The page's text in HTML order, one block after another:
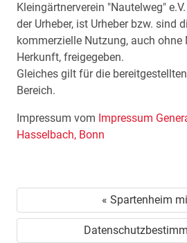
Kleingärtnerverein "Nautelweg"
der Urheber, ist Urheber bzw. sind
kommerzielle Nutzung, auch ohne
Herkunft, freigegeben.
Gleiches gilt für die
Bereich.
Impressum vom Impressum
Hasselbach, Bonn
« Spartenheim